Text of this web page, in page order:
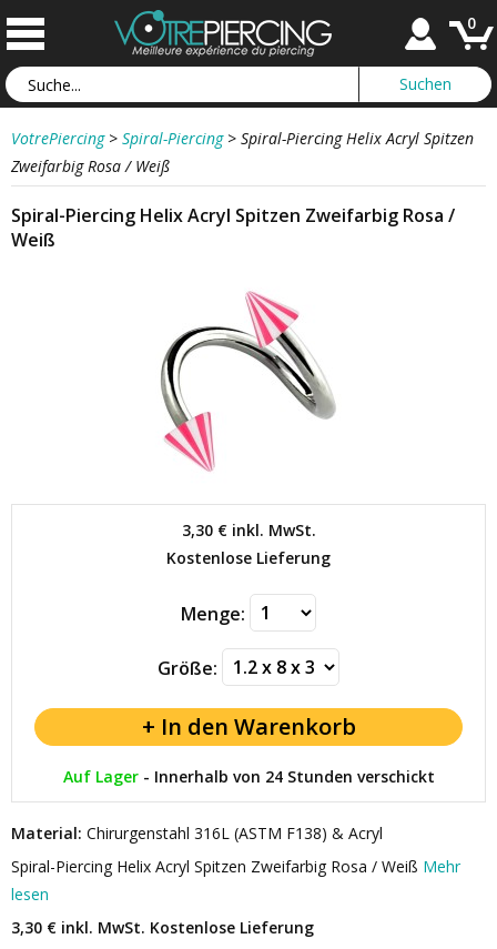
0
VotrePiercing > Spiral-Piercing > Spiral-Piercing Helix Acryl Spitzen
Zweifarbig Rosa / Weiß
Spiral-Piercing Helix Acryl Spitzen Zweifarbig Rosa /
Weiß
3,30 €inkl. MwSt.
Kostenlose Lieferung
Menge:
Größe:
Auf Lager- Innerhalb von 24 Stunden verschickt
Material: Chirurgenstahl 316L (ASTM F138) & Acryl
Spiral-Piercing Helix Acryl Spitzen Zweifarbig Rosa / Weiß Mehr
lesen
3,30 € inkl. MwSt. Kostenlose Lieferung